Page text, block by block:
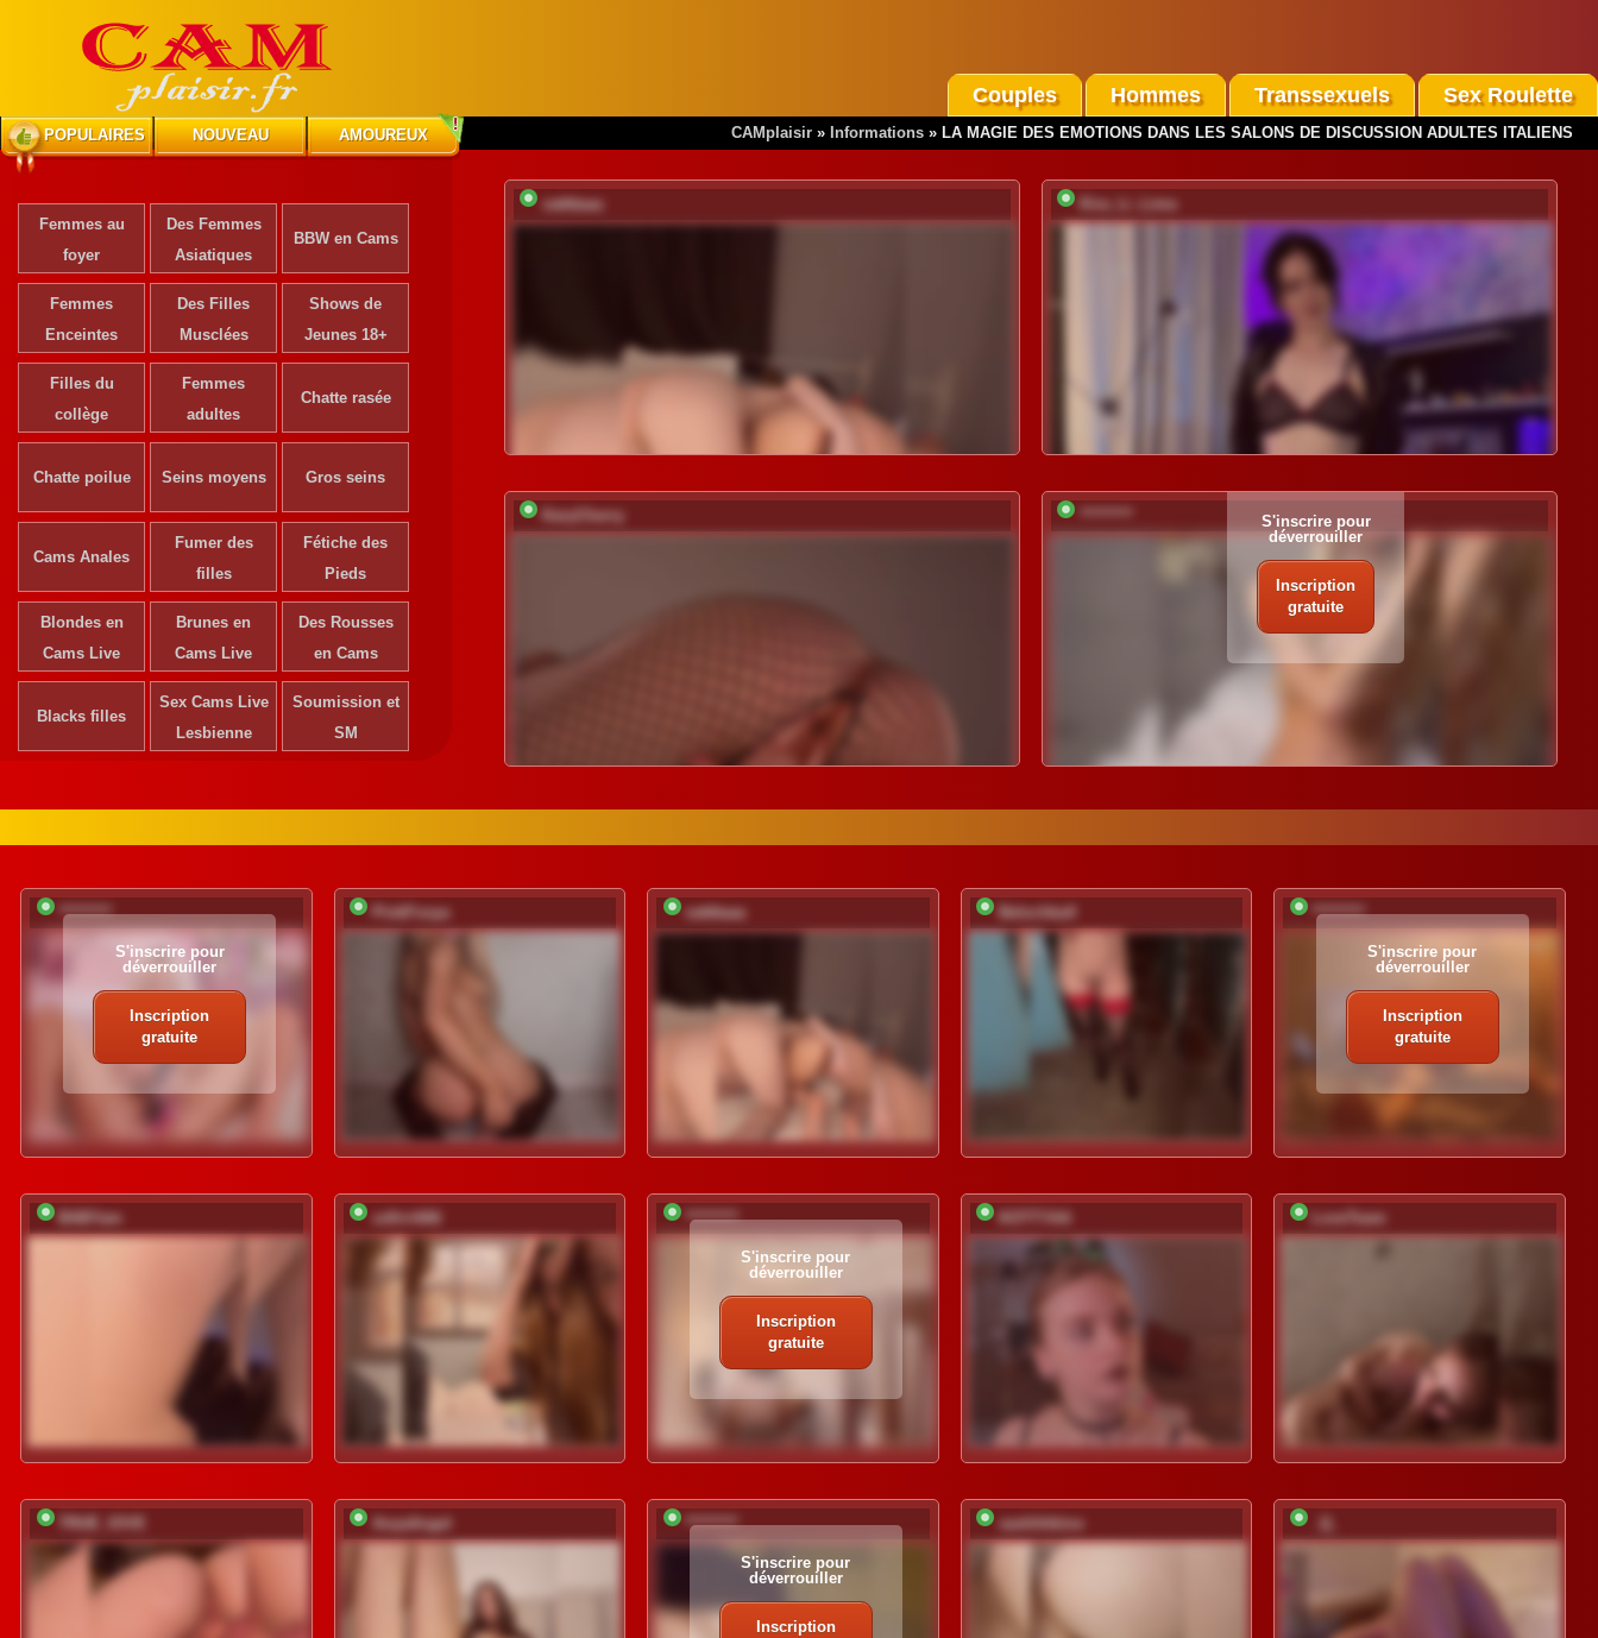
POPULAIRES NOUVEAU AMOUREUX
Couples Hommes Transsexuels Sex Roulette
CAMplaisir » Informations » LA MAGIE DES EMOTIONS DANS LES SALONS DE DISCUSSION ADULTES ITALIENS
Femmes au
foyer
Des Femmes
Asiatiques
BBW en Cams
Femmes
Enceintes
Des Filles
Musclées
Shows de
Jeunes 18+
Filles du
collège
Femmes
adultes
Chatte rasée
Chatte poilue Seins moyens Gros seins
Cams Anales
Fumer des
filles
Fétiche des
Pieds
Blondes en
Cams Live
Brunes en
Cams Live
Des Rousses
en Cams
Blacks filles
Sex Cams Live
Lesbienne
Soumission et
SM
vattttaaa Kira_Li_Lime
KaryCherry *********
S'inscrire pour
déverrouiller
Inscription
gratuite
*********
S'inscrire pour
déverrouiller
Inscription
gratuite
PinkFoxya vattttaaa BelochkaX *********
S'inscrire pour
déverrouiller
Inscription
gratuite
BABYam zefirrr666 *********
S'inscrire pour
déverrouiller
Inscription
gratuite
LoveTeam
AnyaAngel *********
S'inscrire pour
déverrouiller
Inscription
sashhhkino